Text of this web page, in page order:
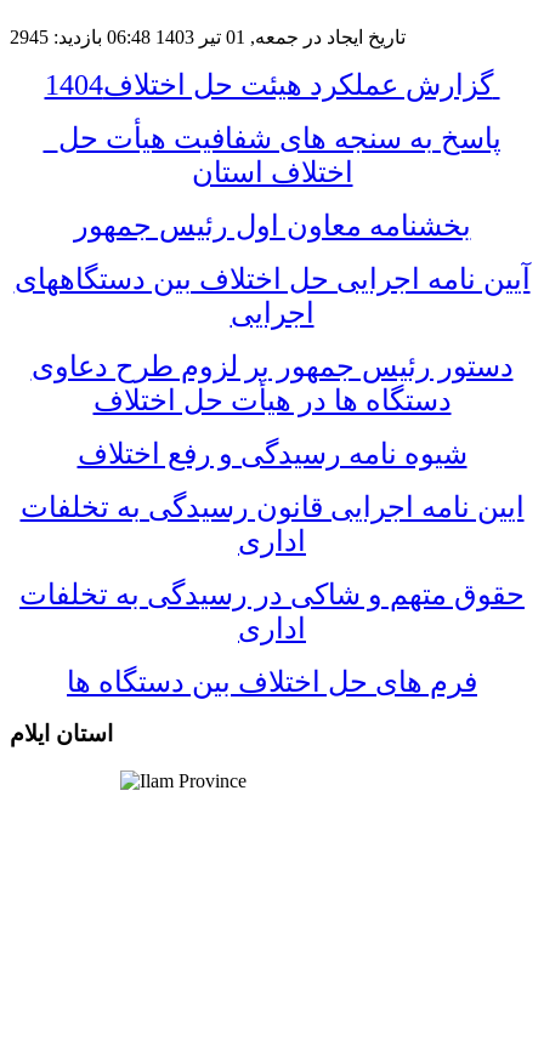
تاریخ ایجاد در جمعه, 01 تیر 1403 06:48 بازدید: 2945
گزارش عملکرد هیئت حل اختلاف1404
اختلاف استان
بخشنامه معاون اول رئیس جمهور
آیین نامه اجرایی حل اختلاف بین دستگاههای
اجرایی
دستور رئیس جمهور بر لزوم طرح دعاوی
دستگاه ها در هیأت حل اختلاف
شیوه نامه رسیدگی و رفع اختلاف
ایین نامه اجرایی قانون رسیدگی به تخلفات
اداری
حقوق متهم و شاکی در رسیدگی به تخلفات
اداری
فرم های حل اختلاف بین دستگاه ها
استان ایلام